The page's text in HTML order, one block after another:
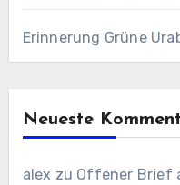
Erinnerung Grüne
Neueste
alex zu Offener Brief